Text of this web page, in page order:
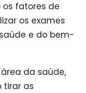
fatores de
os exames
e do bem-
da saúde,
tirar as